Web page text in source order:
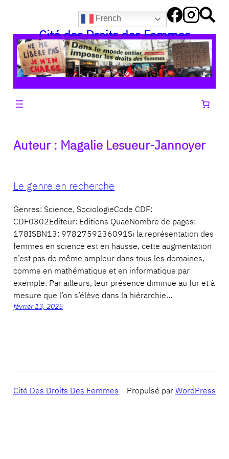
contenu
French
Cité des Droits des Femmes
Auteur : Magalie Lesueur-Jannoyer
Le genre en recherche
Genres: Science, SociologieCode CDF:
CDF0302Editeur: Editions QuaeNombre de pages:
178ISBN13: 9782759236091Si la représentation des
femmes en science est en hausse, cette augmentation
n’est pas de même ampleur dans tous les domaines,
comme en mathématique et en informatique par
exemple. Par ailleurs, leur présence diminue au fur et à
mesure que l’on s’élève dans la hiérarchie…
février 13, 2025
Cité Des Droits Des Femmes Propulsé parWordPress